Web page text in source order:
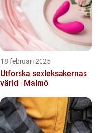
18 februari 2025
Utforska sexleksakernas
värld i Malmö